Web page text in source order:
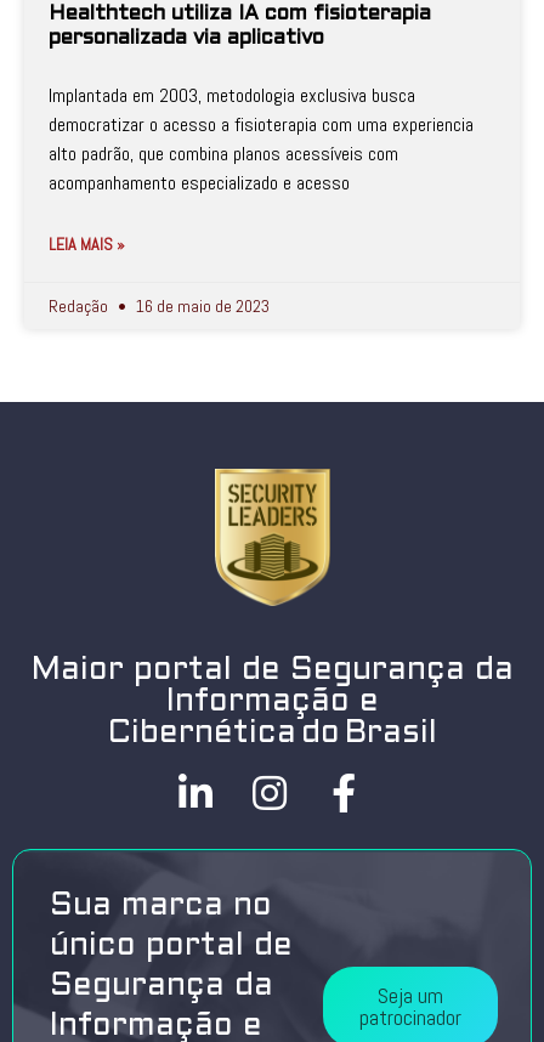
Healthtech utiliza IA com fisioterapia
personalizada via aplicativo
Implantada em 2003, metodologia exclusiva busca
democratizar o acesso a fisioterapia com uma experiencia
alto padrão, que combina planos acessíveis com
acompanhamento especializado e acesso
LEIA MAIS »
Redação 16 de maio de 2023
Maior portal de Segurança da
Informação e
Cibernética do Brasil
Sua marca no
único portal de
Segurança da
Informação e
Seja um
patrocinador